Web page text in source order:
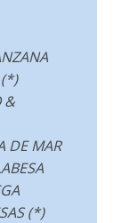
(*)
&
DE MAR
(*)